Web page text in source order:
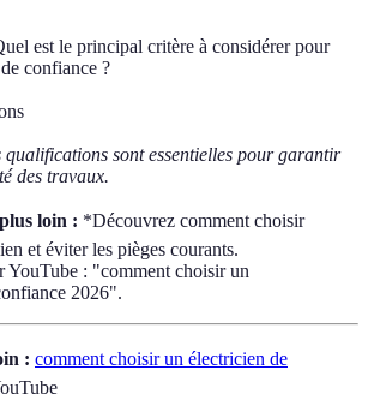
est le principal critère à considérer pour
confiance ?
sont essentielles pour garantir
des travaux.
loin : *Découvrez comment choisir
et éviter les pièges courants.
YouTube : "comment choisir un
2026".
: comment choisir un électricien de